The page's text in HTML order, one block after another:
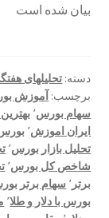
پرداخت
پروفایل
تحلیل های هفتگی
تحلیل های هفتگی
بیان شده است
دسته: تحلیلهای
برچسب: آموزش
سهام بورس٬
ایران اموزش٬ بورس
تحلیل بازار بورس٬
شاخص کل بورس٬
برتر ٬ سهام برتر
بورس با دلار و طلا٬